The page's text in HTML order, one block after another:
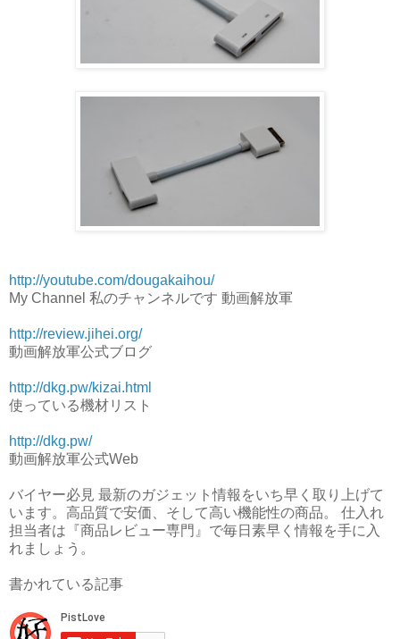
http://youtube.com/dougakaihou/
My Channel 私のチャンネルです 動画解放軍
http://review.jihei.org/
動画解放軍公式ブログ
http://dkg.pw/kizai.html
使っている機材リスト
http://dkg.pw/
動画解放軍公式Web
バイヤー必見 最新のガジェット情報をいち早く取り上げて
います。高品質で安価、そして高い機能性の商品。 仕入れ
担当者は『商品レビュー専門』で毎日素早く情報を手に入
れましょう。
書かれている記事